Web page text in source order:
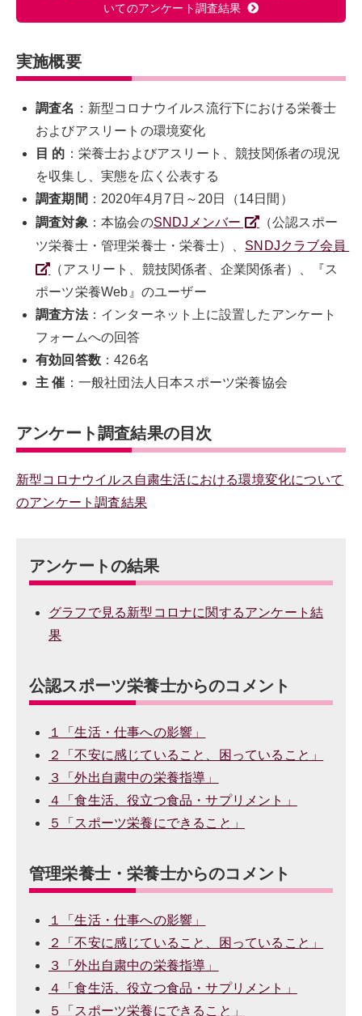
いてのアンケート調査結果
実施概要
調査名 ：新型コロナウイルス流行下における栄養士
およびアスリートの環境変化
目 的 ：栄養士およびアスリート、競技関係者の現況
を収集し、実態を広く公表する
調査期間 ：2020年4月7日～20日（14日間）
調査対象 ：本協会のSNDJメンバー
（公認スポー
ツ栄養士・管理栄養士・栄養士）、 SNDJクラブ会員
（アスリート、競技関係者、企業関係者）、『ス
ポーツ栄養Web』のユーザー
調査方法：インターネット上に設置したアンケート
フォームへの回答
有効回答数 ：426名
主 催 ：一般社団法人日本スポーツ栄養協会
アンケート調査結果の目次
新型コロナウイルス自粛生活における環境変化について
のアンケート調査結果
アンケートの結果
グラフで見る新型コロナに関するアンケート結
果
公認スポーツ栄養士からのコメント
１「生活・仕事への影響」
２「不安に感じていること、困っていること」
３「外出自粛中の栄養指導」
４「食生活、役立つ食品・サプリメント」
５「スポーツ栄養にできること」
管理栄養士・栄養士からのコメント
１「生活・仕事への影響」
２「不安に感じていること、困っていること」
３「外出自粛中の栄養指導」
４「食生活、役立つ食品・サプリメント」
５「スポーツ栄養にできること」